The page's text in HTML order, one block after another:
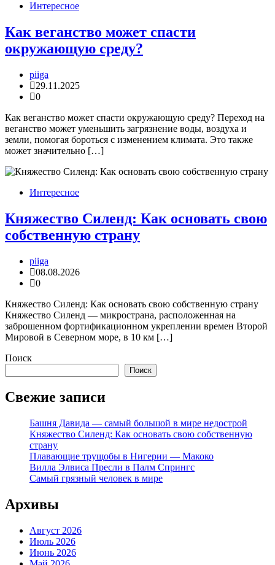
Интересное
Как веганство может спасти
окружающую среду?
piiga
29.11.2025
0
Как веганство может спасти окружающую среду? Переход на
веганство может уменьшить загрязнение воды, воздуха и
земли, помогая бороться с изменением климата. Это также
может значительно […]
Интересное
Княжество Силенд: Как основать свою
собственную страну
piiga
08.08.2026
0
Княжество Силенд: Как основать свою собственную страну
Княжество Силенд — микространа, расположенная на
заброшенном фортификационном укреплении времен Второй
Мировой в Северном море, в 10 км […]
Поиск
Поиск
Свежие записи
Башня Давида — самый большой в мире недострой
Княжество Силенд: Как основать свою собственную
страну
Плавающие трущобы в Нигерии — Макоко
Вилла Элвиса Пресли в Палм Спрингс
Самый грязный человек в мире
Архивы
Август 2026
Июль 2026
Июнь 2026